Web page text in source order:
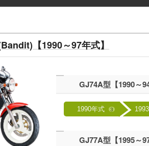
【1990～97年式】
GJ74A型【1990～
1990年式 3
GJ77A型【1995～